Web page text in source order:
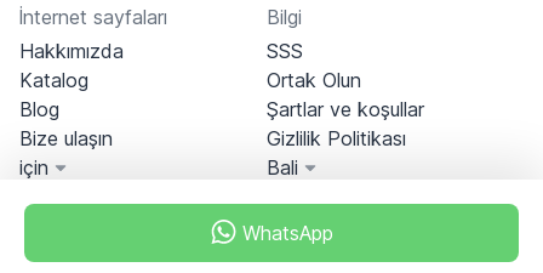
WhatsApp
İnternet sayfaları
Hakkımızda
Katalog
Blog
Bize ulaşın
için
Bilgi
SSS
Ortak Olun
Şartlar ve koşullar
Gizlilik Politikası
Bali